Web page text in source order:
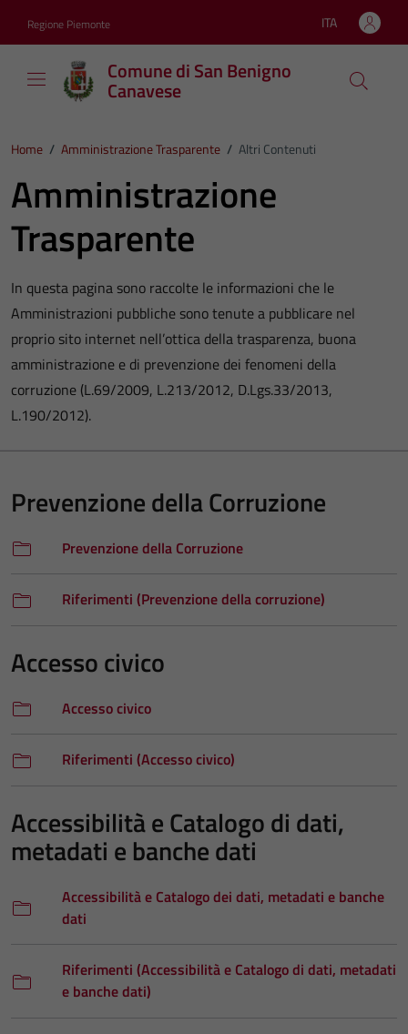
Regione Piemonte Lingua attiva:
ITA
Comune di San Benigno
Canavese
Home / Amministrazione Trasparente / Altri Contenuti
Amministrazione
Trasparente
In questa pagina sono raccolte le informazioni che le
Amministrazioni pubbliche sono tenute a pubblicare nel
proprio sito internet nell’ottica della trasparenza, buona
amministrazione e di prevenzione dei fenomeni della
corruzione (L.69/2009, L.213/2012, D.Lgs.33/2013,
L.190/2012).
Prevenzione della Corruzione
Prevenzione della Corruzione
Riferimenti (Prevenzione della corruzione)
Accesso civico
Accesso civico
Riferimenti (Accesso civico)
Accessibilità e Catalogo di dati,
metadati e banche dati
Accessibilità e Catalogo dei dati, metadati e banche
dati
Riferimenti (Accessibilità e Catalogo di dati, metadati
e banche dati)